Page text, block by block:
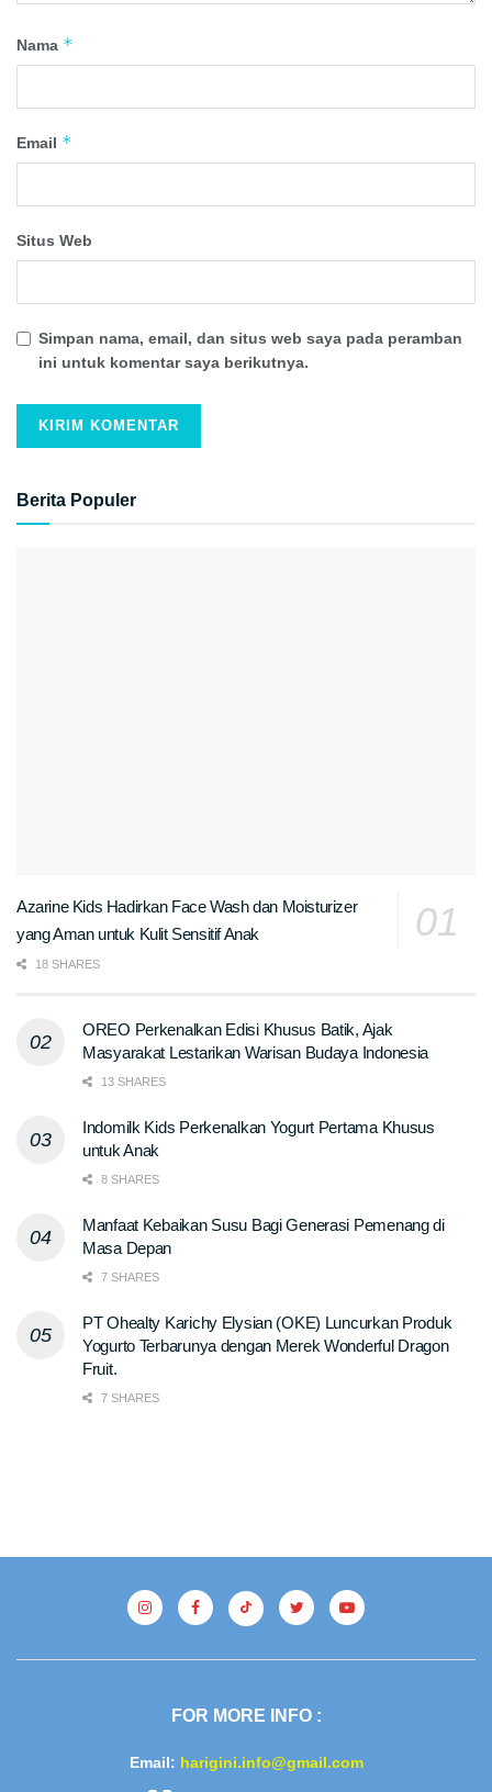
Nama *
Email *
Situs Web
Simpan nama, email, dan situs web saya pada peramban
ini untuk komentar saya berikutnya.
Berita Populer
Azarine Kids Hadirkan Face Wash dan Moisturizer
yang Aman untuk Kulit Sensitif Anak
18 SHARES
OREO Perkenalkan Edisi Khusus Batik, Ajak
Masyarakat Lestarikan Warisan Budaya Indonesia
13 SHARES
Indomilk Kids Perkenalkan Yogurt Pertama Khusus
untuk Anak
8 SHARES
Manfaat Kebaikan Susu Bagi Generasi Pemenang di
Masa Depan
7 SHARES
PT Ohealty Karichy Elysian (OKE) Luncurkan Produk
Yogurto Terbarunya dengan Merek Wonderful Dragon
Fruit.
7 SHARES
FOR MORE INFO :
Email: harigini.info@gmail.com